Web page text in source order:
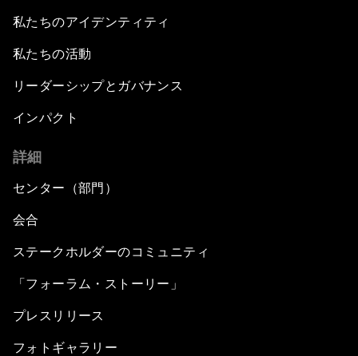
私たちのアイデンティティ
私たちの活動
リーダーシップとガバナンス
インパクト
詳細
センター（部門）
会合
ステークホルダーのコミュニティ
「フォーラム・ストーリー」
プレスリリース
フォトギャラリー